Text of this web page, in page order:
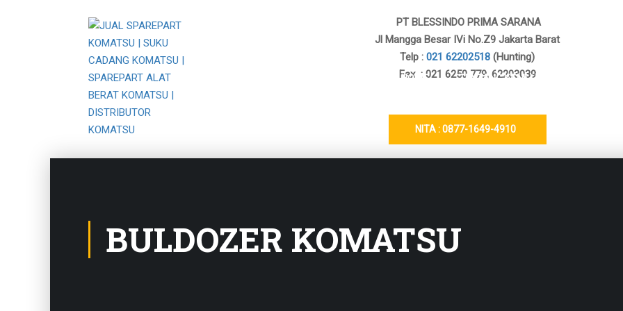
PT BLESSINDO PRIMA SARANA
Jl Mangga Besar IVi No.Z9 Jakarta Barat
Telp : 021 62202518 (Hunting)
Fax : 021 6250 779, 62203039
NITA : 0877-1649-4910
HOME TENTANG KAMI
BULDOZER KOMATSU